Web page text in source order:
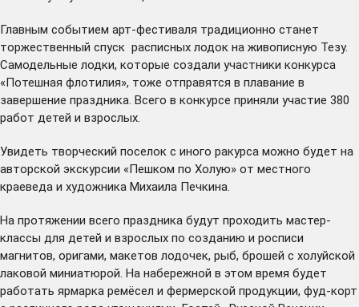
Главным событием арт-фестиваля традиционно станет
торжественный спуск расписных лодок на живописную Тезу.
Самодельные лодки, которые создали участники конкурса
«Потешная флотилия», тоже отправятся в плавание в
завершение праздника. Всего в конкурсе приняли участие 380
работ детей и взрослых.
Увидеть творческий поселок с иного ракурса можно будет на
авторской экскурсии «Пешком по Холую» от местного
краеведа и художника Михаила Печкина.
На протяжении всего праздника будут проходить мастер-
классы для детей и взрослых по созданию и росписи
магнитов, оригами, макетов лодочек, рыб, брошей с холуйской
лаковой миниатюрой. На набережной в этом время будет
работать ярмарка ремёсел и фермерской продукции, фуд-корт